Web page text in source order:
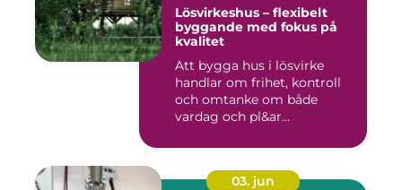
Lösvirkeshus – flexibelt
byggande med fokus på
kvalitet
Att bygga hus i lösvirke
handlar om frihet, kontroll
och omtanke om både
vardag och pl&ar...
03. jun